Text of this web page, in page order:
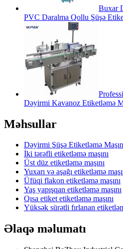
Buxar
PVC Daralma Qollu Şüşə
Dəyirmi Kavanoz Etiketləmə
Məhsullar
Dəyirmi Şüşə Etiketləmə Maşın
İki tərəfli etiketləmə maşını
Üst düz etiketləmə maşını
Yuxarı və aşağı etiketləmə
Üfüqi flakon etiketləmə maşını
Yaş yapışqan etiketləmə maşını
Qısa etiket etiketləmə maşını
Yüksək sürətli fırlanan
Əlaqə məlumatı